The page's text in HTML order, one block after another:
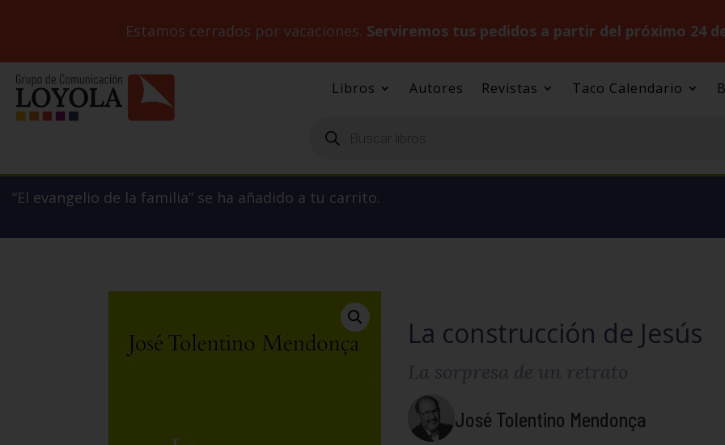
Estamos cerrados por vacaciones. Serviremos tus pedidos a partir del próximo 24
Libros Autores Revistas Taco Calendario
productos
“El evangelio de la familia” se ha añadido a tu carrito.
La construcción de Jesús
José Tolentino Mendonça